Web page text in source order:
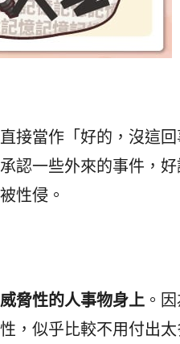
接當作「好的，沒這
認一些外來的事件，
性侵。
脅性的人事物身上 。
，似乎比較不用付出